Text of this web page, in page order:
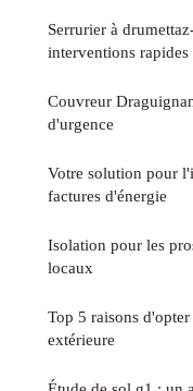
Serrurier à
interventions rapides
Couvreur
d'urgence
Votre solution pour
factures d'énergie
Isolation pour les
locaux
Top 5 raisons
extérieure